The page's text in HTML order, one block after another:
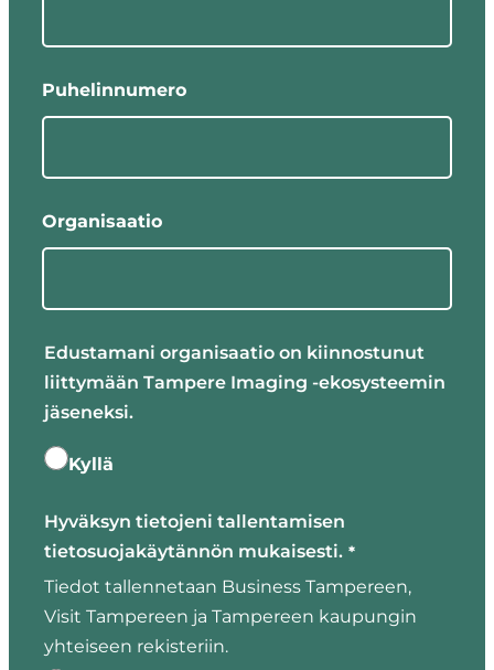
Puhelinnumero
Organisaatio
Edustamani organisaatio on kiinnostunut
liittymään Tampere Imaging -ekosysteemin
jäseneksi.
Kyllä
Hyväksyn tietojeni tallentamisen
tietosuojakäytännön mukaisesti. *
Tiedot tallennetaan Business Tampereen,
Visit Tampereen ja Tampereen kaupungin
yhteiseen rekisteriin.